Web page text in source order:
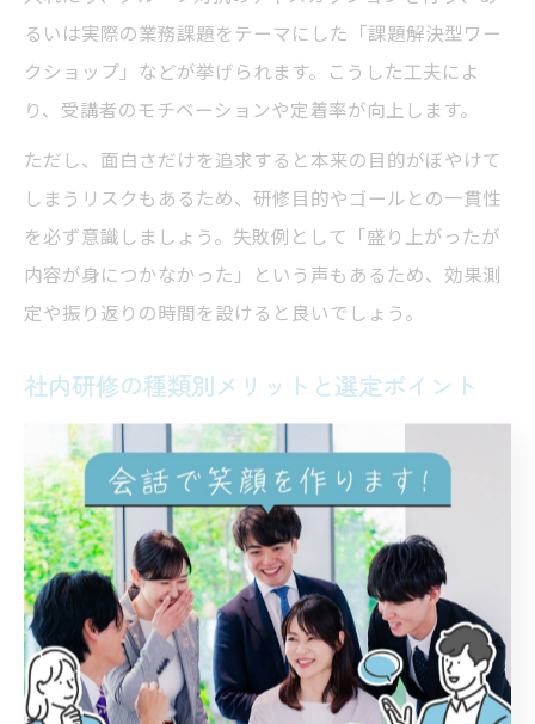
るいは実際の業務課題をテーマにした「課題解決型ワー
クショップ」などが挙げられます。こうした工夫によ
り、受講者のモチベーションや定着率が向上します。
ただし、面白さだけを追求すると本来の目的がぼやけて
しまうリスクもあるため、研修目的やゴールとの一貫性
を必ず意識しましょう。失敗例として「盛り上がったが
内容が身につかなかった」という声もあるため、効果測
定や振り返りの時間を設けると良いでしょう。
社内研修の種類別メリットと選定ポイント
社内研修には大きく分けてOJT、Off-JT、eラーニング、ワ
ークショップ、参加型研修などさまざまな種類がありま
す。それぞれに特徴とメリット・デメリットがあり、目
的や受講者属性によって最適な選択肢は異なります。
OJTは現場力が鍛えられる反面、指導者のスキルに依存し
やすい傾向があります。Off-JTは体系的な知識や新しい気
づきを得やすいですが、現場への落とし込みが課題とな
ることも。eラーニングは時間や場所を問わず学べるた